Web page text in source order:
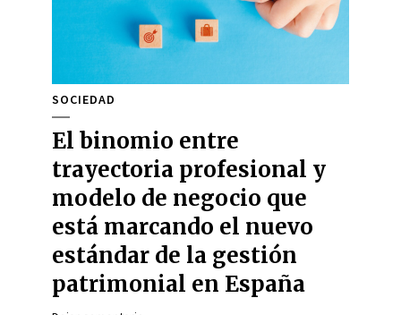
SOCIEDAD
El binomio entre
trayectoria profesional y
modelo de negocio que
está marcando el nuevo
estándar de la gestión
patrimonial en España